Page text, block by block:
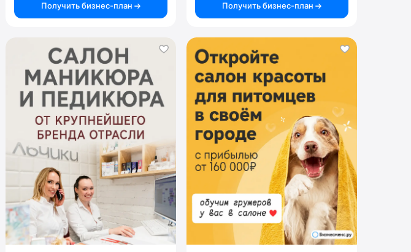
Получить бизнес-план
Получить бизнес-план